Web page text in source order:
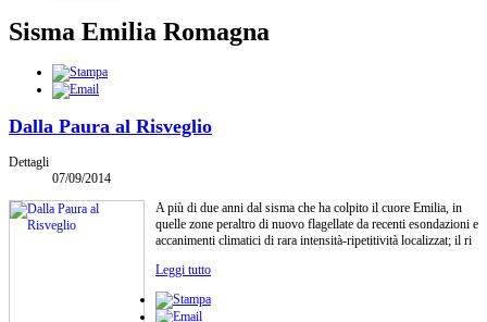
Sisma Emilia Romagna
Dalla Paura al Risveglio
Dettagli
07/09/2014
A più di due anni dal sisma che ha colpito il cuore Emilia, in
quelle zone peraltro di nuovo flagellate da recenti esondazioni e
accanimenti climatici di rara intensità-ripetitività localizzat; il ri
Leggi tutto